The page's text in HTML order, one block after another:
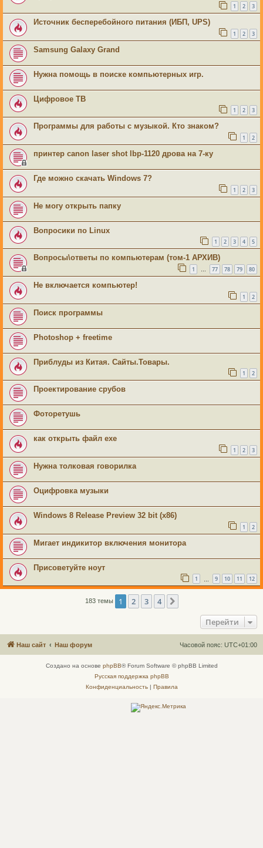
1 2 3
Источник бесперебойного питания (ИБП, UPS)
1 2 3
Samsung Galaxy Grand
Нужна помощь в поиске компьютерных игр.
Цифровое ТВ
1 2 3
Программы для работы с музыкой. Кто знаком?
1 2
принтер canon laser shot lbp-1120 дрова на 7-ку
Где можно скачать Windows 7?
1 2 3
Не могу открыть папку
Вопросики по Linux
1 2 3 4 5
Вопросы\ответы по компьютерам (том-1 АРХИВ)
1 … 77 78 79 80
Не включается компьютер!
1 2
Поиск программы
Photoshop + freetime
Приблуды из Китая. Сайты.Товары.
1 2
Проектирование срубов
Фоторетушь
как открыть файл ехе
1 2 3
Нужна толковая говорилка
Оцифровка музыки
Windows 8 Release Preview 32 bit (x86)
1 2
Мигает индикитор включения монитора
Присоветуйте ноут
1 9 10 11 12
183 темы 1 2 3 4
Перейти
Наш сайт Наш форум Часовой пояс: UTC+01:00
Создано на основе phpBB® Forum Software © phpBB Limited
Русская поддержка phpBB
Конфиденциальность| Правила